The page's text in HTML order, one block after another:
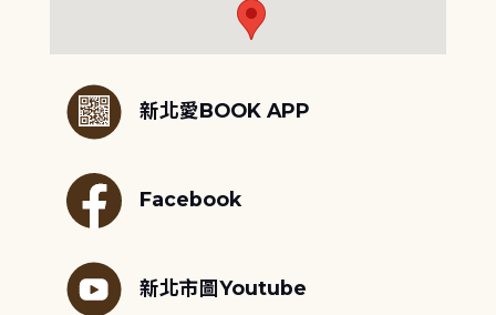
新北愛BOOK APP
Facebook
新北市圖Youtube